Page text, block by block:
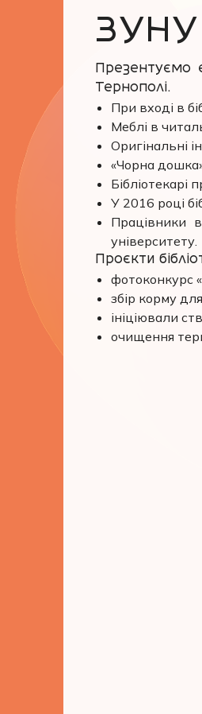
ЗУНУ
Презентуємо
Тернополі.
При вході в
Меблі в
Оригінальні
«Чорна
Бібліотекарі
У 2016 році
Працівники
університету.
Проєкти
фотоконкурс
збір корму
ініціювали
очищення